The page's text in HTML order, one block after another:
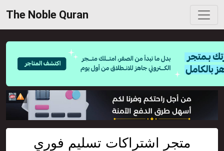
The Noble Quran
متجر اشتراكات تسليم فوري